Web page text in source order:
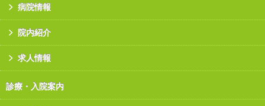
病院情報
院内紹介
求人情報
診療・入院案内